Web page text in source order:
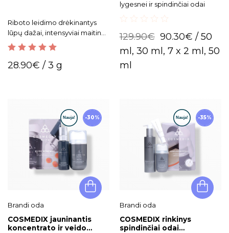
Riboto leidimo drėkinantys
lūpų dažai, intensyviai maitina
ir tausoja lūpas.
out of 5
28.90€ / 3 g
lygesnei ir spindinčiai odai
out
5
129.90€ 90.30€ / 50
ml, 30 ml, 7 x 2 ml, 50
ml
-30%
Brandi oda
COSMEDIX jauninantis
koncentrato ir veido
-35%
Brandi oda
COSMEDIX rinkinys
spindinčiai odai